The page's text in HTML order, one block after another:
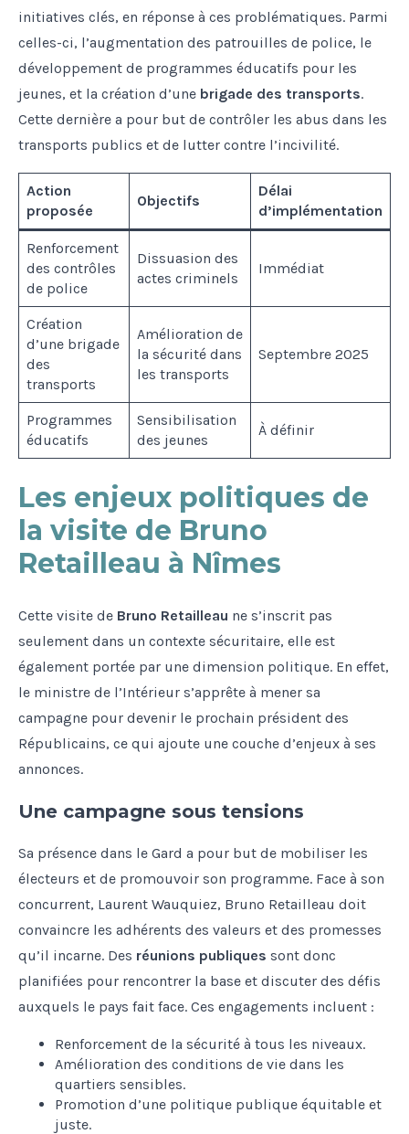
initiatives clés, en réponse à ces problématiques. Parmi
celles-ci, l’augmentation des patrouilles de police, le
développement de programmes éducatifs pour les
jeunes, et la création d’une brigade des transports.
Cette dernière a pour but de contrôler les abus dans les
transports publics et de lutter contre l’incivilité.
Action
proposée
Objectifs
Délai
d’implémentation
Renforcement
des contrôles
de police
Dissuasion des
actes criminels
Immédiat
Création
d’une brigade
des
transports
Amélioration de
la sécurité dans
les transports
Septembre 2025
Programmes
éducatifs
Sensibilisation
des jeunes
À définir
Les enjeux politiques de
la visite de Bruno
Retailleau à Nîmes
Cette visite de Bruno Retailleau ne s’inscrit pas
seulement dans un contexte sécuritaire, elle est
également portée par une dimension politique. En effet,
le ministre de l’Intérieur s’apprête à mener sa
campagne pour devenir le prochain président des
Républicains, ce qui ajoute une couche d’enjeux à ses
annonces.
Une campagne sous tensions
Sa présence dans le Gard a pour but de mobiliser les
électeurs et de promouvoir son programme. Face à son
concurrent, Laurent Wauquiez, Bruno Retailleau doit
convaincre les adhérents des valeurs et des promesses
qu’il incarne. Des réunions publiques sont donc
planifiées pour rencontrer la base et discuter des défis
auxquels le pays fait face. Ces engagements incluent :
Renforcement de la sécurité à tous les niveaux.
Amélioration des conditions de vie dans les
quartiers sensibles.
Promotion d’une politique publique équitable et
juste.